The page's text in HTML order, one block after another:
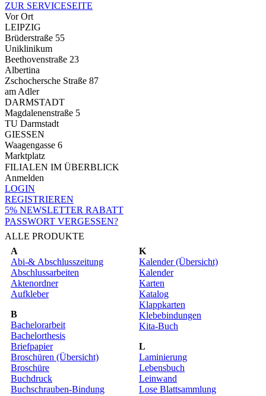
ZUR SERVICESEITE
Vor Ort
LEIPZIG
Brüderstraße 55
Uniklinikum
Beethovenstraße 23
Albertina
Zschochersche Straße 87
am Adler
DARMSTADT
Magdalenenstraße 5
TU Darmstadt
GIESSEN
Waagengasse 6
Marktplatz
FILIALEN IM ÜBERBLICK
Anmelden
LOGIN
REGISTRIEREN
5% NEWSLETTER RABATT
PASSWORT VERGESSEN?
ALLE PRODUKTE
A
Abi-& Abschlusszeitung
Abschlussarbeiten
Aktenordner
Aufkleber
B
Bachelorarbeit
Bachelorthesis
Briefpapier
Broschüren (Übersicht)
Broschüre
Buchdruck
Buchschrauben-Bindung
K
Kalender (Übersicht)
Kalender
Karten
Katalog
Klappkarten
Klebebindungen
Kita-Buch
L
Laminierung
Lebensbuch
Leinwand
Lose Blattsammlung